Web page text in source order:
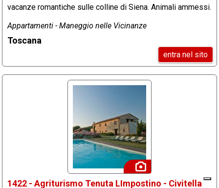
vacanze romantiche sulle colline di Siena. Animali ammessi.
Appartamenti - Maneggio nelle Vicinanze
Toscana
entra nel sito
1422 - Agriturismo Tenuta LImpostino - Civitella